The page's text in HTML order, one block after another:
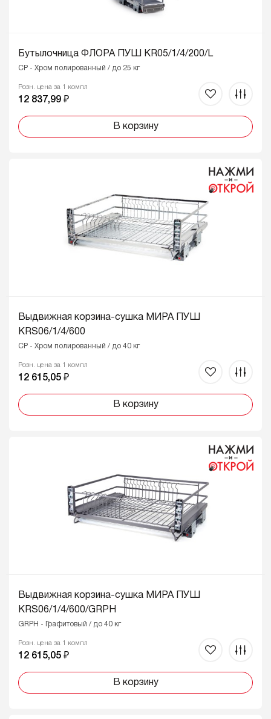
Бутылочница ФЛОРА ПУШ KR05/1/4/200/L
CP - Хром полированный / до 25 кг
Розн. цена за 1 компл
12 837,99 ₽
В корзину
Выдвижная корзина-сушка МИРА ПУШ
KRS06/1/4/600
CP - Хром полированный / до 40 кг
Розн. цена за 1 компл
12 615,05 ₽
В корзину
Выдвижная корзина-сушка МИРА ПУШ
KRS06/1/4/600/GRPH
GRPH - Графитовый / до 40 кг
Розн. цена за 1 компл
12 615,05 ₽
В корзину